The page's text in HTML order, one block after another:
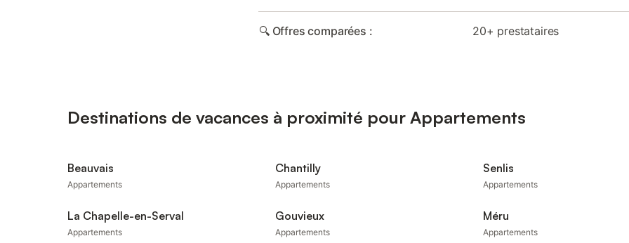
🔍 Offres comparées : 20+ prestataires
Destinations de vacances à proximité pour Appartements
Beauvais
Appartements
Chantilly
Appartements
Senlis
Appartements
La Chapelle-en-Serval
Appartements
Gouvieux
Appartements
Méru
Appartements